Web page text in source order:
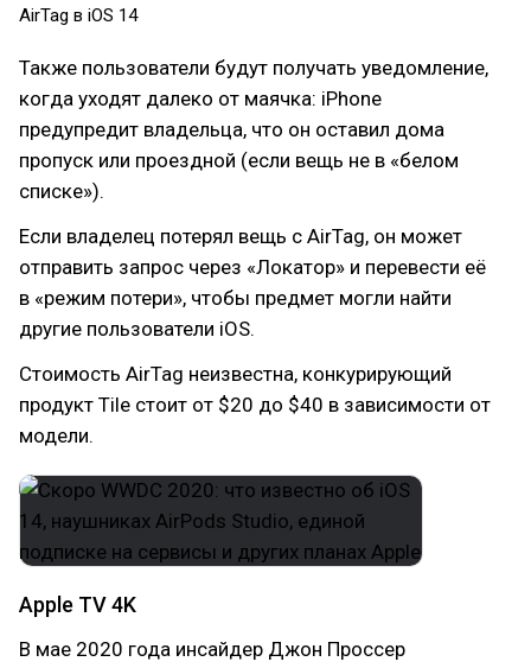
AirTag в iOS 14
Также пользователи будут получать уведомление,
когда уходят далеко от маячка: iPhone
предупредит владельца, что он оставил дома
пропуск или проездной (если вещь не в «белом
списке»).
Если владелец потерял вещь с AirTag, он может
отправить запрос через «Локатор» и перевести её
в «режим потери», чтобы предмет могли найти
другие пользователи iOS.
Стоимость AirTag неизвестна, конкурирующий
продукт Tile стоит от $20 до $40 в зависимости от
модели.
Apple TV 4K
В мае 2020 года инсайдер Джон Проссер